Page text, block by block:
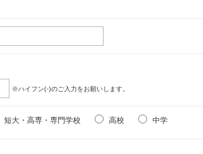
※ハイフン(-)のご入力をお願いします。
短大・高専・専門学校 高校 中学